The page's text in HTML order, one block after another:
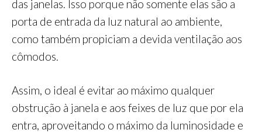
das janelas. Isso porque não somente elas são a
porta de entrada da luz natural ao ambiente,
como também propiciam a devida ventilação aos
cômodos.
Assim, o ideal é evitar ao máximo qualquer
obstrução à janela e aos feixes de luz que por ela
entra, aproveitando o máximo da luminosidade e